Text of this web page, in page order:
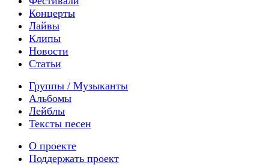
Концерты
Лайвы
Клипы
Новости
Статьи
Группы / Музыканты
Альбомы
Лейблы
Тексты песен
О проекте
Поддержать проект